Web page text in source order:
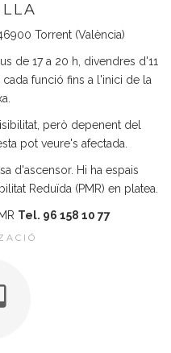
Torrent (València)
de 17 a 20 h, divendres d'11
funció fins a l'inici de la
però depenent del
pot veure's afectada.
d'ascensor. Hi ha espais
Reduïda (PMR) en platea.
Tel. 96 158 10 77